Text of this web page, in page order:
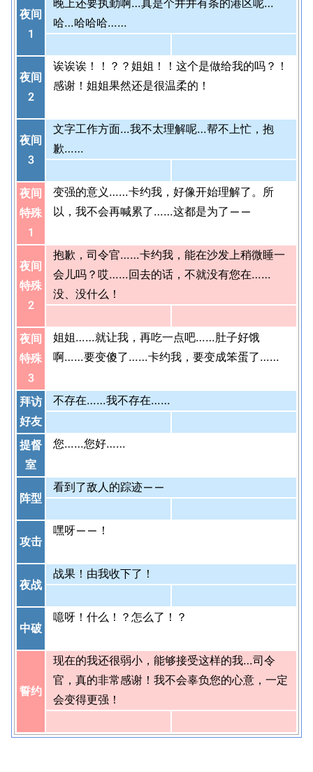
夜间
1
晚上还要执勤啊…真是个井井有条的港区呢…
哈…哈哈哈……
夜间
2
诶诶诶！！？？姐姐！！这个是做给我的吗？！
感谢！姐姐果然还是很温柔的！
夜间
3
文字工作方面…我不太理解呢…帮不上忙，抱
歉……
夜间
特殊
1
变强的意义……卡约我，好像开始理解了。所
以，我不会再喊累了……这都是为了——
夜间
特殊
2
抱歉，司令官……卡约我，能在沙发上稍微睡一
会儿吗？哎……回去的话，不就没有您在……
没、没什么！
夜间
特殊
3
姐姐……就让我，再吃一点吧……肚子好饿
啊……要变傻了……卡约我，要变成笨蛋了……
拜访
好友
不存在……我不存在……
提督
室
您……您好……
阵型
看到了敌人的踪迹——
攻击
嘿呀——！
夜战
战果！由我收下了！
中破
噫呀！什么！？怎么了！？
誓约
现在的我还很弱小，能够接受这样的我…司令
官，真的非常感谢！我不会辜负您的心意，一定
会变得更强！